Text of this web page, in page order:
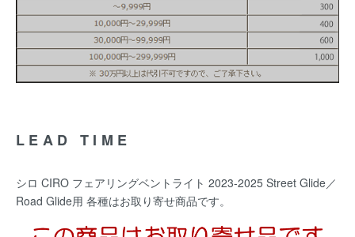
LEAD TIME
シロ CIRO フェアリングベントライト 2023-2025 Street Glide／
Road Glide用 各種はお取り寄せ商品です。